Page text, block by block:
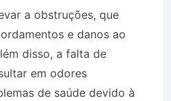
a obstruções, que
e danos ao
disso, a falta de
em odores
de saúde devido à